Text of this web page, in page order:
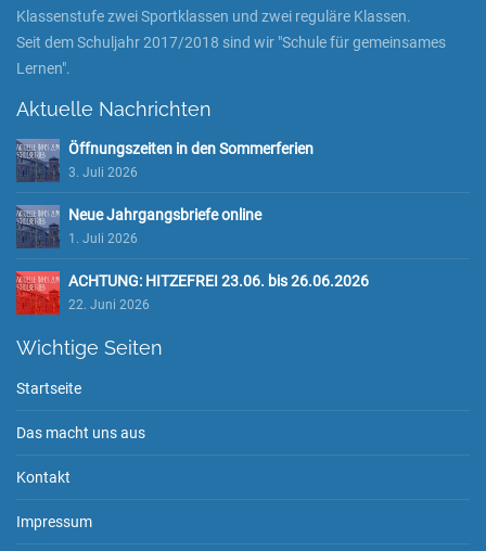
Klassenstufe zwei Sportklassen und zwei reguläre Klassen.
Seit dem Schuljahr 2017/2018 sind wir "Schule für gemeinsames
Lernen".
Aktuelle Nachrichten
Öffnungszeiten in den Sommerferien
3. Juli 2026
Neue Jahrgangsbriefe online
1. Juli 2026
ACHTUNG: HITZEFREI 23.06. bis 26.06.2026
22. Juni 2026
Wichtige Seiten
Startseite
Das macht uns aus
Kontakt
Impressum